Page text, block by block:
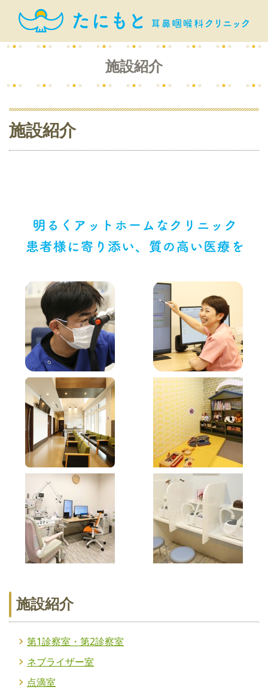
施設紹介
施設紹介
施設紹介
第1診察室・第2診察室
ネブライザー室
点滴室